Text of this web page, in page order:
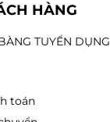
HÀNG
TUYỂN DỤNG
toán